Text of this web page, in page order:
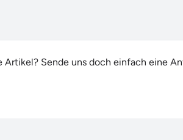
Sende uns doch einfach eine